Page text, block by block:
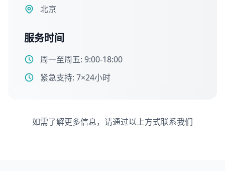
北京
服务时间
周一至周五: 9:00-18:00
紧急支持: 7×24小时
如需了解更多信息，请通过以上方式联系我们